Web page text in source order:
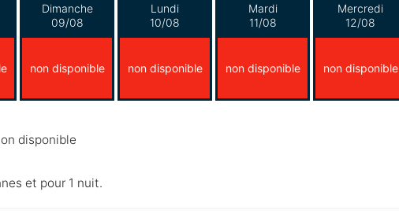
Dimanche
09/08
non disponible
Lundi
10/08
non disponible
Mardi
11/08
non disponible
Mercredi
12/08
non disponible
disponible
et pour 1 nuit.